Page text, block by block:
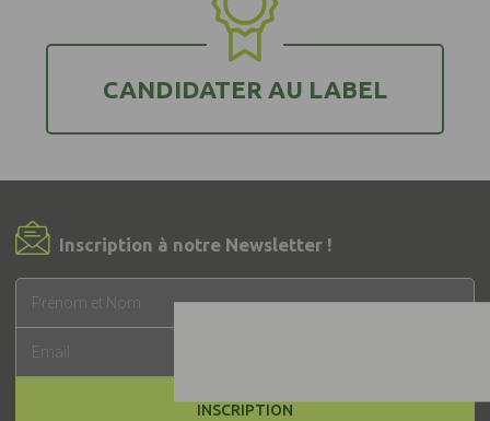
CANDIDATER AU LABEL
Inscription à notre Newsletter !
INSCRIPTION